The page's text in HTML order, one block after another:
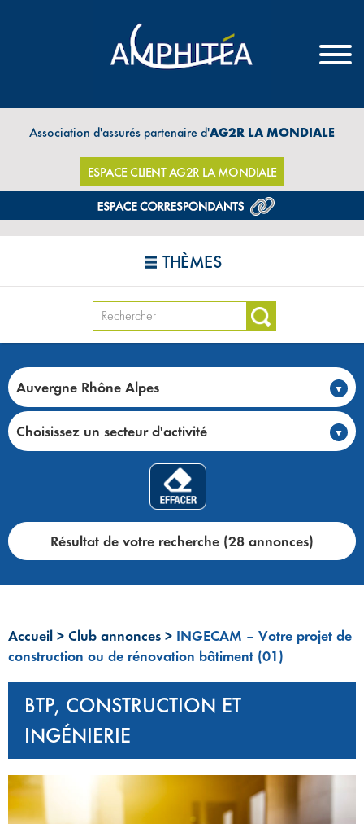
Association d'assurés partenaire d'AG2R LA MONDIALE
ESPACE CLIENT AG2R LA MONDIALE
THÈMES
Auvergne Rhône Alpes
Choisissez un secteur d'activité
Résultat de votre recherche (28 annonces)
Accueil > Club annonces > INGECAM – Votre projet de
construction ou de rénovation bâtiment (01)
BTP, CONSTRUCTION ET
INGÉNIERIE